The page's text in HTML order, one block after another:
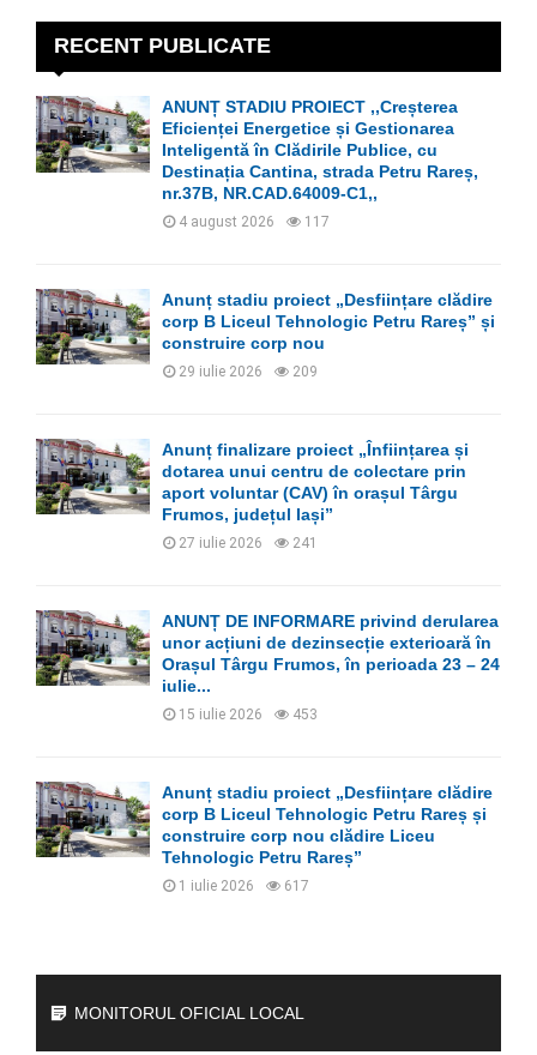
r
:
E
A
C
RECENT PUBLICATE
ANUNȚ STADIU PROIECT ,,Creșterea
Eficienței Energetice și Gestionarea
Inteligentă în Clădirile Publice, cu
Destinația Cantina, strada Petru Rareș,
nr.37B, NR.CAD.64009-C1,,
4 august 2026 117
Anunț stadiu proiect „Desființare clădire
corp B Liceul Tehnologic Petru Rareș” și
construire corp nou
29 iulie 2026 209
Anunț finalizare proiect „Înființarea și
dotarea unui centru de colectare prin
aport voluntar (CAV) în orașul Târgu
Frumos, județul Iași”
27 iulie 2026 241
ANUNȚ DE INFORMARE privind derularea
unor acțiuni de dezinsecție exterioară în
Orașul Târgu Frumos, în perioada 23 – 24
iulie...
15 iulie 2026 453
Anunț stadiu proiect „Desființare clădire
corp B Liceul Tehnologic Petru Rareș și
construire corp nou clădire Liceu
Tehnologic Petru Rareș”
1 iulie 2026 617
MONITORUL OFICIAL LOCAL